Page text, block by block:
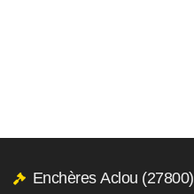
Enchères Aclou (27800)